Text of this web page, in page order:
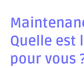
Quelle est
pour vous